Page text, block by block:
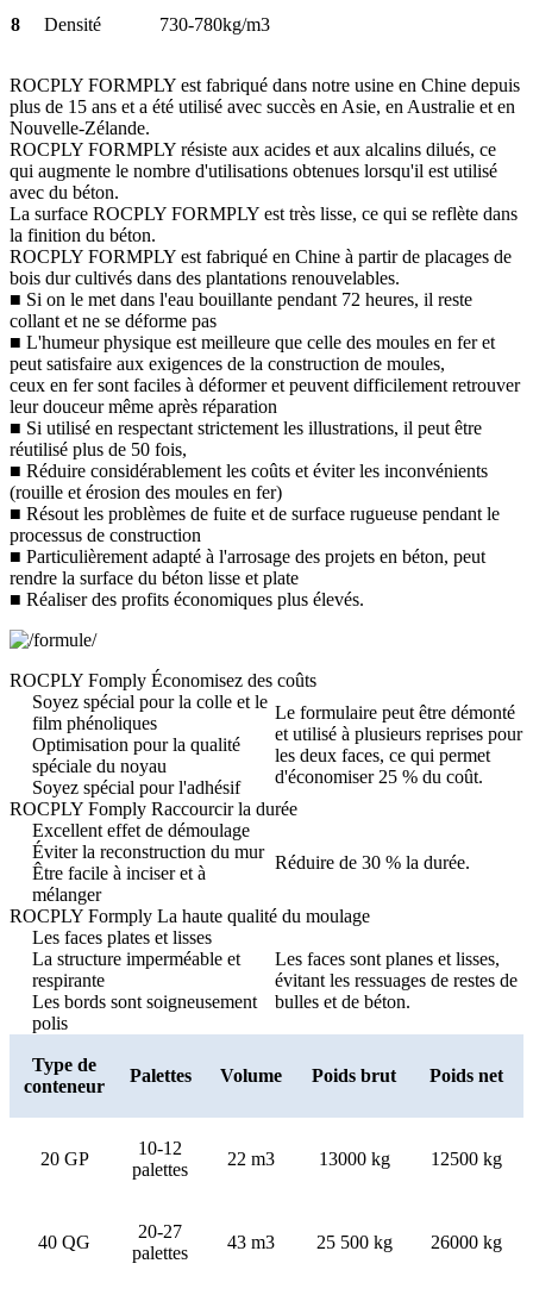
8 Densité 730-780kg/m3
ROCPLY FORMPLY est fabriqué dans notre usine en Chine depuis
plus de 15 ans et a été utilisé avec succès en Asie, en Australie et en
Nouvelle-Zélande.
ROCPLY FORMPLY résiste aux acides et aux alcalins dilués, ce
qui augmente le nombre d'utilisations obtenues lorsqu'il est utilisé
avec du béton.
La surface ROCPLY FORMPLY est très lisse, ce qui se reflète dans
la finition du béton.
ROCPLY FORMPLY est fabriqué en Chine à partir de placages de
bois dur cultivés dans des plantations renouvelables.
■ Si on le met dans l'eau bouillante pendant 72 heures, il reste
collant et ne se déforme pas
■ L'humeur physique est meilleure que celle des moules en fer et
peut satisfaire aux exigences de la construction de moules,
ceux en fer sont faciles à déformer et peuvent difficilement retrouver
leur douceur même après réparation
■ Si utilisé en respectant strictement les illustrations, il peut être
réutilisé plus de 50 fois,
■ Réduire considérablement les coûts et éviter les inconvénients
(rouille et érosion des moules en fer)
■ Résout les problèmes de fuite et de surface rugueuse pendant le
processus de construction
■ Particulièrement adapté à l'arrosage des projets en béton, peut
rendre la surface du béton lisse et plate
■ Réaliser des profits économiques plus élevés.
ROCPLY Fomply Économisez des coûts
Soyez spécial pour la colle et le
film phénoliques
Le formulaire peut être démonté
et utilisé à plusieurs reprises pour
les deux faces, ce qui permet
d'économiser 25 % du coût.
Optimisation pour la qualité
spéciale du noyau
Soyez spécial pour l'adhésif
ROCPLY Fomply Raccourcir la durée
Excellent effet de démoulage
Réduire de 30 % la durée.
Éviter la reconstruction du mur
Être facile à inciser et à
mélanger
ROCPLY Formply La haute qualité du moulage
Les faces plates et lisses
Les faces sont planes et lisses,
évitant les ressuages ​​de restes de
bulles et de béton.
La structure imperméable et
respirante
Les bords sont soigneusement
polis
Type de
conteneur
Palettes Volume Poids brut Poids net
20 GP
10-12
palettes
22 m3 13000 kg 12500 kg
40 QG
20-27
palettes
43 m3 25 500 kg 26000 kg